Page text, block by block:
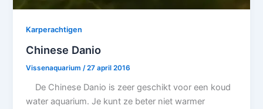
Karperachtigen
Chinese Danio
Vissenaquarium/27 april 2016
De Chinese Danio is zeer geschikt voor een koud
water aquarium. Je kunt ze beter niet warmer